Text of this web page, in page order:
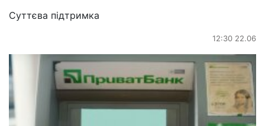
Суттєва підтримка
12:30 22.06